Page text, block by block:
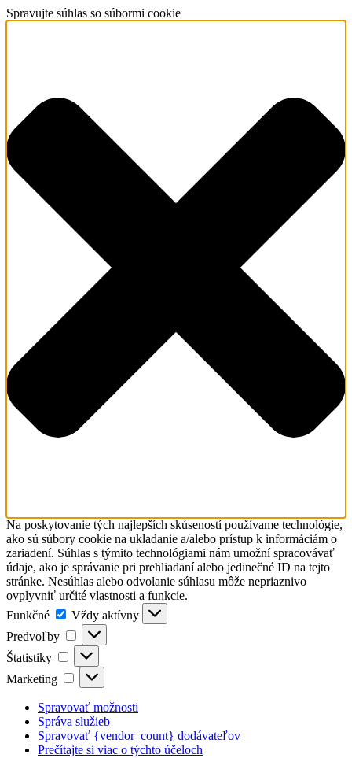
Spravujte súhlas so súbormi cookie
Na poskytovanie tých najlepších skúseností používame technológie,
ako sú súbory cookie na ukladanie a/alebo prístup k informáciám o
zariadení. Súhlas s týmito technológiami nám umožní spracovávať
údaje, ako je správanie pri prehliadaní alebo jedinečné ID na tejto
stránke. Nesúhlas alebo odvolanie súhlasu môže nepriaznivo
ovplyvniť určité vlastnosti a funkcie.
Funkčné
Funkčné
Vždy aktívny
Predvoľby
Predvoľby
Štatistiky Štatistiky
Marketing Marketing
Spravovať možnosti
Správa služieb
Spravovať {vendor_count} dodávateľov
Prečítajte si viac o týchto účeloch
(Kongregácia,
provincia)
blahoslavení
redemptoristi
Čo robíme
Naša vízia a
priority
Farské
misie/exercície
Farská
Vydavateľstvo
Naše komunity
Komunita
Bratislava -
Banská
Bystrica -
Radvaň
Komunita
Podolínec
Komunita
Gaboltov
Komunita
Děčín -
Podmokly
Komunita
Frýdek
Komunita
Tasovice
Komunita
Kaunas, Litva
Projekty